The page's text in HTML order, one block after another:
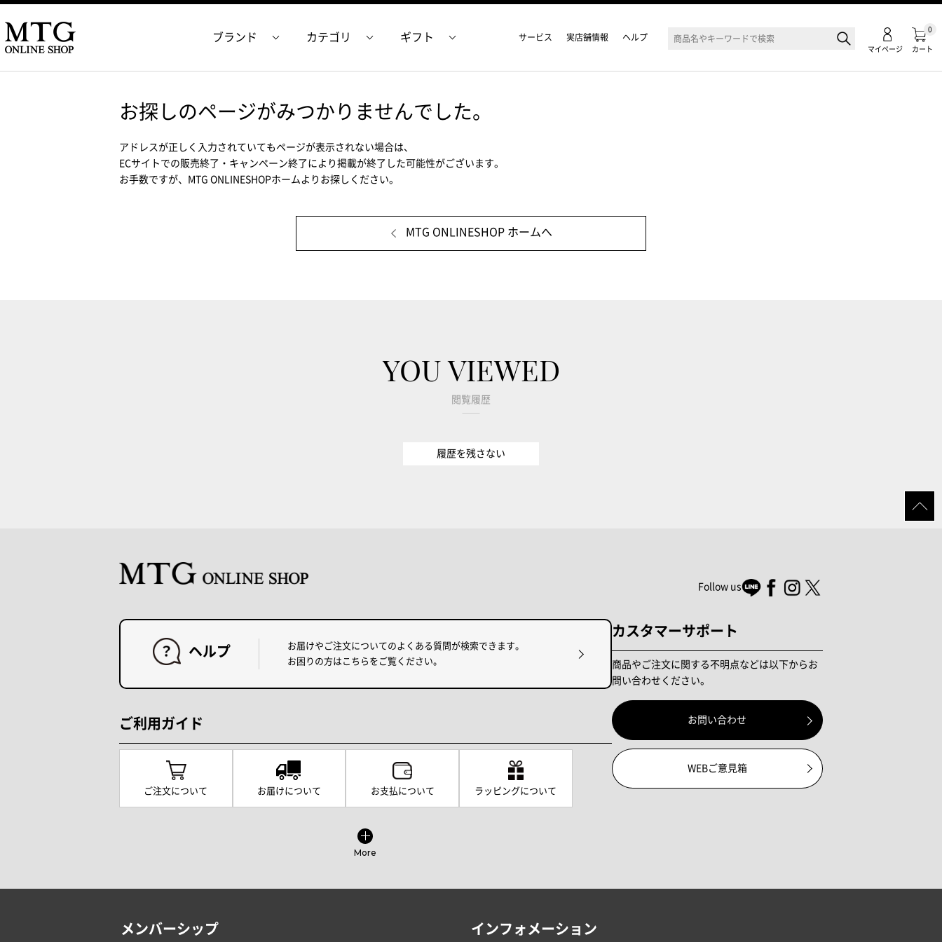
カート
0
マイページ
ブランド カテゴリ ギフト サービス 実店舗情報 ヘルプ
お探しのページがみつかりませんでした。
アドレスが正しく入力されていてもページが表示されない場合は、
ECサイトでの販売終了・キャンペーン終了により掲載が終了した可能性がございます。
お手数ですが、MTG ONLINESHOPホームよりお探しください。
MTG ONLINESHOP ホームへ
YOU VIEWED
閲覧履歴
履歴を残さない
Follow us
ヘルプ
お届けやご注文についてのよくある質問が検索できます。
お困りの方はこちらをご覧ください。
ご利用ガイド
ご注文について お届けについて お支払について ラッピングについて
More
カスタマーサポート
商品やご注文に関する不明点などは以下からお
問い合わせください。
お問い合わせ
WEBご意見箱
メンバーシップ インフォメーション